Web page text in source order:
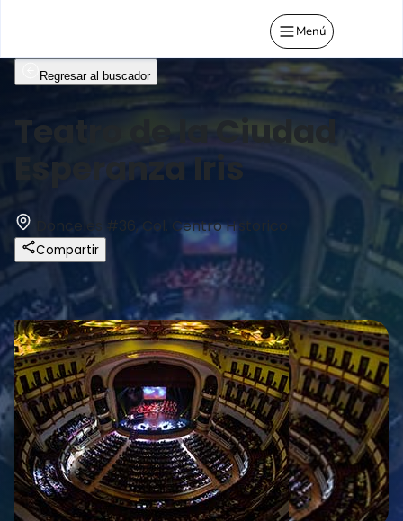
Menú
Regresar al buscador
Teatro de la Ciudad
Esperanza Iris
Donceles #36, Col. Centro Historico
Compartir